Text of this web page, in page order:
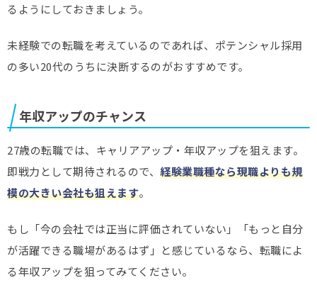
るようにしておきましょう。
未経験での転職を考えているのであれば、ポテンシャル採用
の多い20代のうちに決断するのがおすすめです。
年収アップのチャンス
27歳の転職では、キャリアアップ・年収アップを狙えます。
即戦力として期待されるので、 経験業職種なら現職よりも規
模の大きい会社も狙えます。
もし「今の会社では正当に評価されていない」「もっと自分
が活躍できる職場があるはず」と感じているなら、転職によ
る年収アップを狙ってみてください。